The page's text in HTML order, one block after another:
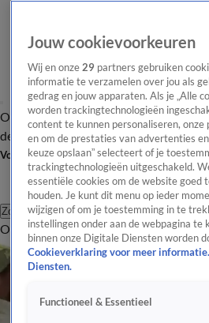
OverzichtAfleveringen Entertainment
de redactieNieuwsbrief
Volg Shownieuws
Zoeken
OverzichtEntertainment
Jouw cookievoorkeuren
Wij en onze 29 partners gebruiken
informatie te verzamelen over jou als
gedrag en jouw apparaten. Als je „Alle
worden trackingtechnologieën
content te kunnen personaliseren,
en om de prestaties van advertenties
keuze opslaan” selecteert of je
trackingtechnologieën uitgeschakeld.
essentiële cookies om de website goed
houden. Je kunt dit menu op ieder
wijzigen of om je toestemming in te
instellingen onder aan de webpagina te
binnen onze Digitale Diensten worden
Cookieverklaring voor meer informatie.
Diensten.
Functioneel & Essentieel